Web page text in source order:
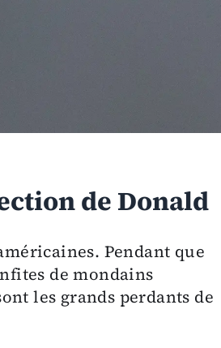
de Donald
Pendant que
de mondains
les grands perdants de